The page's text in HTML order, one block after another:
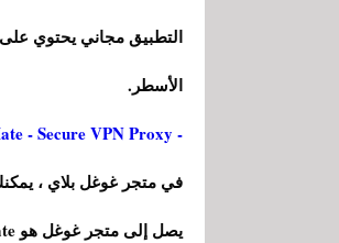
التطبيق مجاني يحتوي على
الأسطر.
- VPN Mate - Secure VPN Proxy